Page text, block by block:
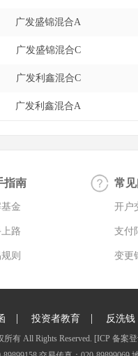
广发盛锦混合A
广发盛锦混合C
广发利鑫混合C
广发利鑫混合A
指南
金
路
则
常
开户
支付
变更
| 投资者教育 | 反洗钱
有 All Rights Reserved. [ICP 备案